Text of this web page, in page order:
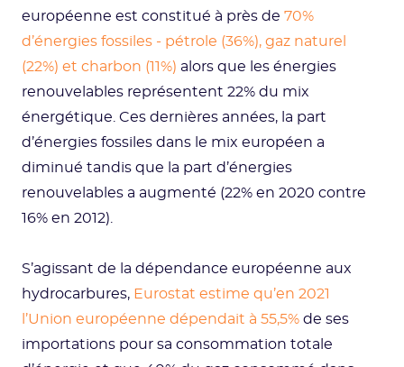
européenne est constitué à près de 70%
d’énergies fossiles - pétrole (36%), gaz naturel
(22%) et charbon (11%) alors que les énergies
renouvelables représentent 22% du mix
énergétique. Ces dernières années, la part
d’énergies fossiles dans le mix européen a
diminué tandis que la part d’énergies
renouvelables a augmenté (22% en 2020 contre
16% en 2012).
S’agissant de la dépendance européenne aux
hydrocarbures, Eurostat estime qu’en 2021
l’Union européenne dépendait à 55,5% de ses
importations pour sa consommation totale